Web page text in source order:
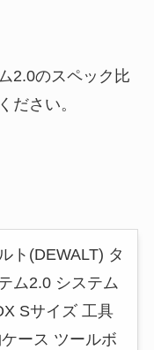
2.0のスペック比
ださい。
ト(DEWALT) タ
ム2.0 システム
Sサイズ 工具
ース ツールボ